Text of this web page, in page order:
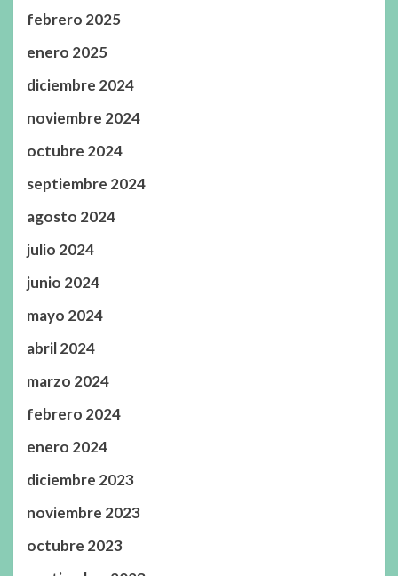
febrero 2025
enero 2025
diciembre 2024
noviembre 2024
octubre 2024
septiembre 2024
agosto 2024
julio 2024
junio 2024
mayo 2024
abril 2024
marzo 2024
febrero 2024
enero 2024
diciembre 2023
noviembre 2023
octubre 2023